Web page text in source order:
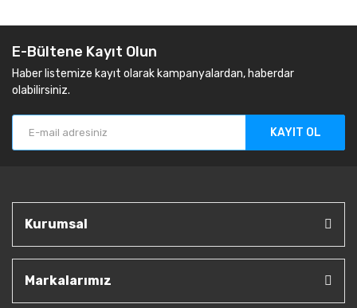
E-Bültene Kayıt Olun
Haber listemize kayıt olarak kampanyalardan, haberdar
olabilirsiniz.
KAYIT OL
Kurumsal
Markalarımız